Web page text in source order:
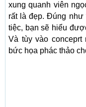
xung quanh viên
rất là đẹp. Đúng
tiệc, bạn sẽ hiểu
Và tùy vào
bức họa phác thảo